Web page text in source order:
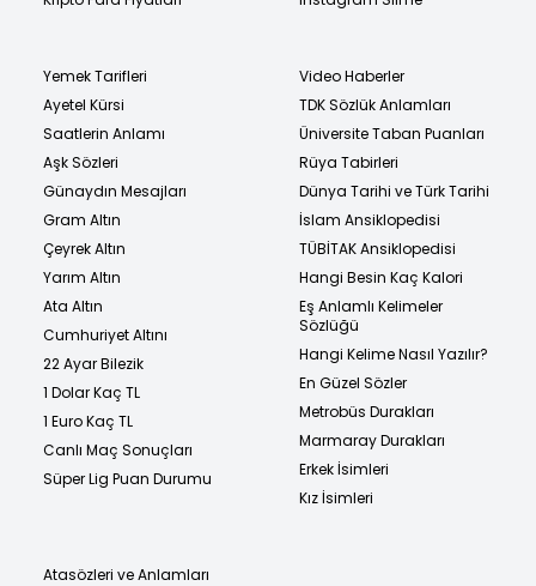
Yemek Tarifleri
Ayetel Kürsi
Saatlerin Anlamı
Aşk Sözleri
Günaydın Mesajları
Gram Altın
Çeyrek Altın
Yarım Altın
Ata Altın
Cumhuriyet Altını
22 Ayar Bilezik
1 Dolar Kaç TL
1 Euro Kaç TL
Canlı Maç Sonuçları
Süper Lig Puan Durumu
Video Haberler
TDK Sözlük Anlamları
Üniversite Taban Puanları
Rüya Tabirleri
Dünya Tarihi ve Türk Tarihi
İslam Ansiklopedisi
TÜBİTAK Ansiklopedisi
Hangi Besin Kaç Kalori
Eş Anlamlı Kelimeler
Sözlüğü
Hangi Kelime Nasıl Yazılır?
En Güzel Sözler
Metrobüs Durakları
Marmaray Durakları
Erkek İsimleri
Kız İsimleri
Atasözleri ve Anlamları